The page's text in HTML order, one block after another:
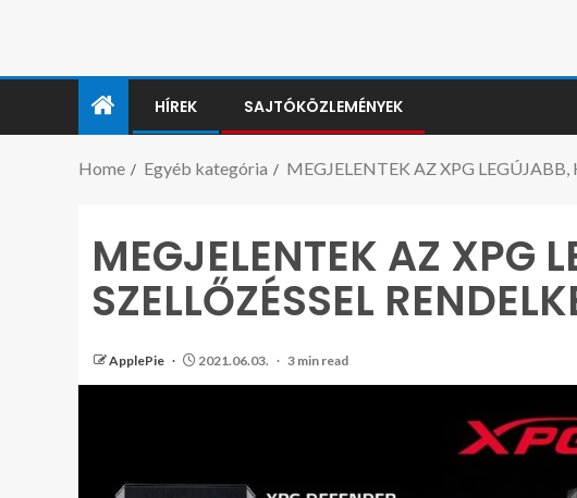
HÍREK SAJTÓKÖZLEMÉNYEK
Home Egyéb kategória MEGJELENTEK AZ XPG LEGÚJABB,
MEGJELENTEK AZ XPG
SZELLŐZÉSSEL
ApplePie 2021.06.03. 3 min read